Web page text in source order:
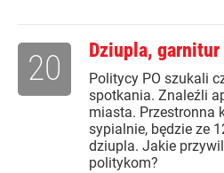
Dziupla,
Politycy PO szukali
spotkania. Znaleźli
miasta. Przestronna
sypialnie, będzie ze
dziupla. Jakie
politykom?
20